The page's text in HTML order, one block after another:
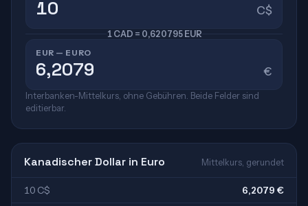
C$
1 CAD = 0,620795 EUR
EUR — EURO
€
Interbanken-Mittelkurs, ohne Gebühren. Beide Felder sind
editierbar.
Kanadischer Dollar in Euro Mittelkurs, gerundet
10 C$ 6,2079 €